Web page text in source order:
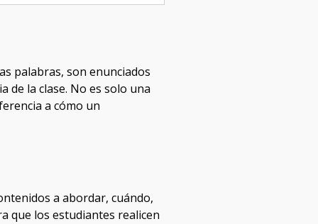
palabras, son enunciados
de la clase. No es solo una
a cómo un
a abordar, cuándo,
que los estudiantes realicen